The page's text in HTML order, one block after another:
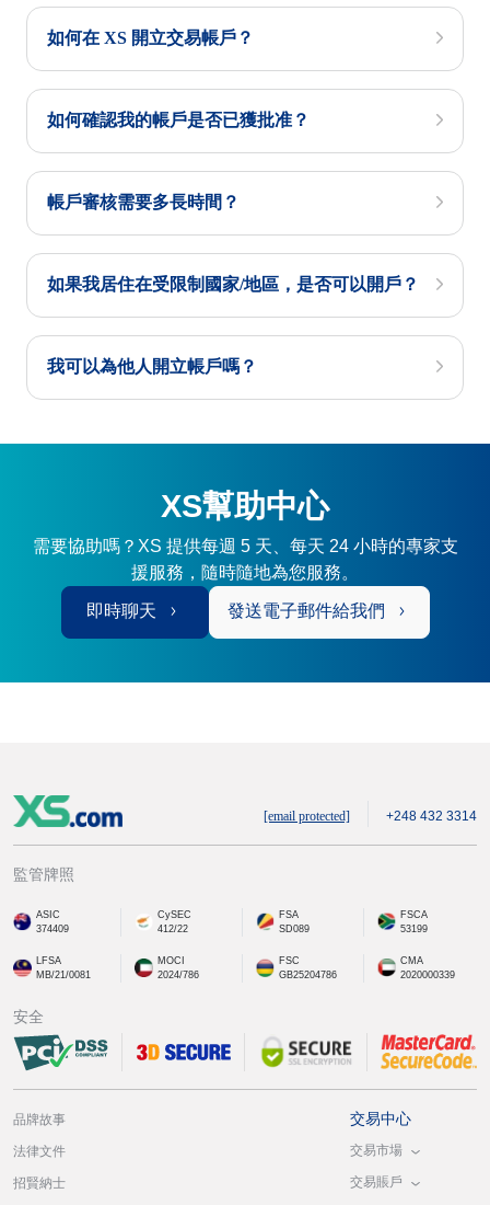
如何在 XS 開立交易帳戶？
如何確認我的帳戶是否已獲批准？
帳戶審核需要多長時間？
如果我居住在受限制國家/地區，是否可以開戶？
我可以為他人開立帳戶嗎？
XS幫助中心
需要協助嗎？XS 提供每週 5 天、每天 24 小時的專家支
援服務，隨時隨地為您服務。
即時聊天 發送電子郵件給我們
[email protected] +248 432 3314
監管牌照
ASIC
374409
CySEC
412/22
FSA
SD089
FSCA
53199
LFSA
MB/21/0081
MOCI
2024/786
FSC
GB25204786
CMA
2020000339
安全
品牌故事
法律文件
招賢納士
交易中心
交易市場
交易賬戶